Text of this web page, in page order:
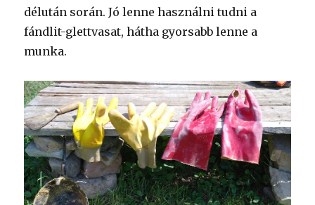
délután során. Jó lenne használni tudni a
fándlit-glettvasat, hátha gyorsabb lenne a
munka.